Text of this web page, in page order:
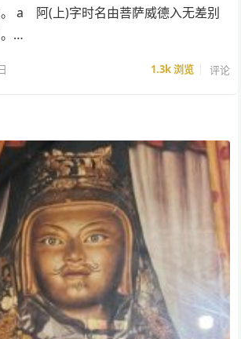
a 阿(上)字时名由菩萨威德入无差别
…
1.3k浏览 评论